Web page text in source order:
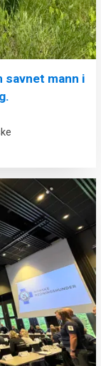
savnet mann i